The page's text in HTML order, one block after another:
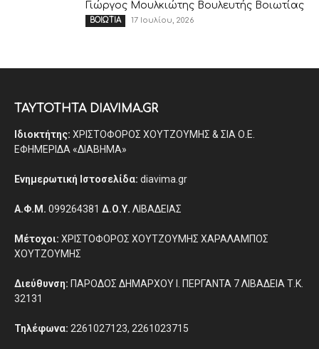
Γιώργος Μουλκιώτης Βουλευτής Βοιωτίας
ΒΟΙΩΤΙΑ 17 Ιουλίου, 2026
ΤΑΥΤΟΤΗΤΑ DIAVIMA.GR
Ιδιοκτήτης: ΧΡΙΣΤΟΦΟΡΟΣ ΧΟΥΤΖΟΥΜΗΣ & ΣΙΑ Ο.Ε.
ΕΦΗΜΕΡΙΔΑ «ΔΙΑΒΗΜΑ»
Ενημερωτική Ιστοσελίδα: diavima.gr
Α.Φ.Μ. 099264381 Δ.Ο.Υ. ΛΙΒΑΔΕΙΑΣ
Μέτοχοι: ΧΡΙΣΤΟΦΟΡΟΣ ΧΟΥΤΖΟΥΜΗΣ ΧΑΡΑΛΑΜΠΟΣ
ΧΟΥΤΖΟΥΜΗΣ
Διεύθυνση: ΠΑΡΟΔΟΣ ΔΗΜΑΡΧΟΥ Ι. ΠΕΡΓΑΝΤΑ 7 ΛΙΒΑΔΕΙΑ Τ.Κ.
32131
Τηλέφωνα: 2261027123, 2261023715